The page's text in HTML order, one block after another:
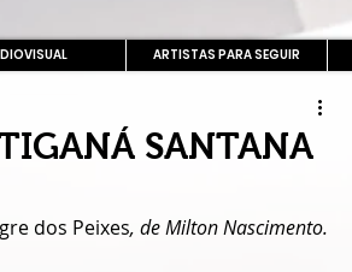
ARTISTAS PARA SEGUIR
SANTANA
dos Peixes, de Milton Nascimento.